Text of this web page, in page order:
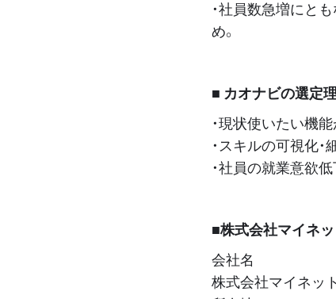
・社員数急増にと
め。
■ カオナビの選定
・現状使いたい機
・スキルの可視化
・社員の就業意欲
■株式会社マイネ
会社名
株式会社マイネット